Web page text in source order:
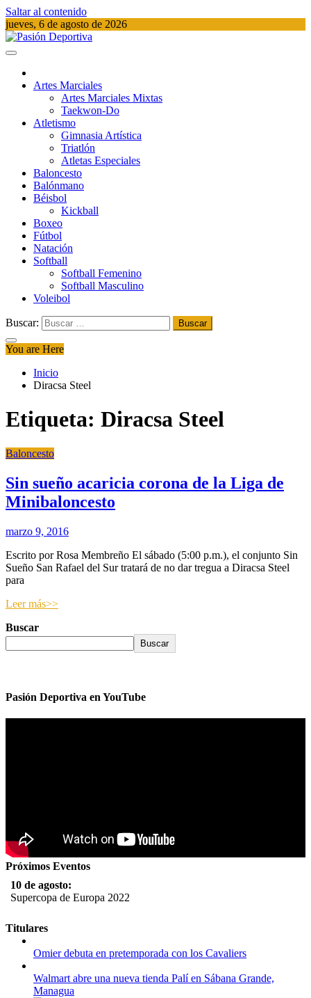
Saltar al contenido
jueves, 6 de agosto de 2026
Artes Marciales
Artes Marciales Mixtas
Taekwon-Do
Atletismo
Gimnasia Artística
Triatlón​
Atletas Especiales
Baloncesto
Balónmano
Béisbol
Kickball​
Boxeo
Fútbol
Natación​
Softball​
Softball​ Femenino
Softball​ Masculino
Voleibol​
Buscar:
You are Here
Inicio
Diracsa Steel
Etiqueta: Diracsa Steel
Baloncesto
Sin sueño acaricia corona de la Liga de
Minibaloncesto
marzo 9, 2016
Escrito por Rosa Membreño El sábado (5:00 p.m.), el conjunto Sin
Sueño San Rafael del Sur tratará de no dar tregua a Diracsa Steel
para
Leer más>>
Buscar
Buscar
Pasión Deportiva en YouTube
Próximos Eventos
10 de agosto:
Supercopa de Europa 2022
11 al 21 de agosto:
Campeonato Europeo de Natación 2022
12 de agosto:
Empieza La Liga 2022-2023
Titulares
Omier debuta en pretemporada con los Cavaliers
Walmart abre una nueva tienda Palí en Sábana Grande,
Managua